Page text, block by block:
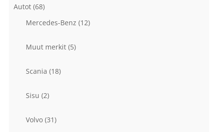
Autot (68)
Mercedes-Benz (12)
Muut merkit (5)
Scania (18)
Sisu (2)
Volvo (31)